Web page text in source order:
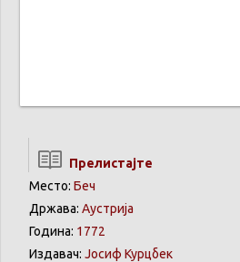
Прелистајте
Место: Беч
Држава: Аустрија
Година: 1772
Издавач: Јосиф Курцбек